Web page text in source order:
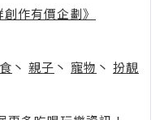
作有價企劃》
丶 親子 丶 寵物 丶 扮靚